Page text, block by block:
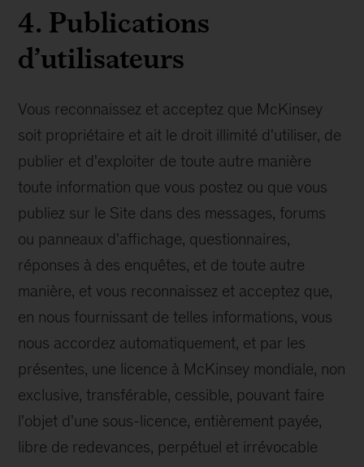
4. Publications
d’utilisateurs
Vous reconnaissez et acceptez que McKinsey
soit propriétaire et ait le droit illimité d'utiliser, de
publier et d'exploiter de toute autre manière
toute information que vous postez ou que vous
publiez sur le Site dans des messages, forums
ou panneaux d'affichage, questionnaires,
réponses à des enquêtes, et de toute autre
manière, et vous reconnaissez et acceptez que,
en nous fournissant de telles informations, vous
nous accordez automatiquement, et par les
présentes, une licence à McKinsey mondiale, non
exclusive, transférable, cessible, pouvant faire
l'objet d'une sous-licence, entièrement payée,
libre de redevances, perpétuel et irrévocable